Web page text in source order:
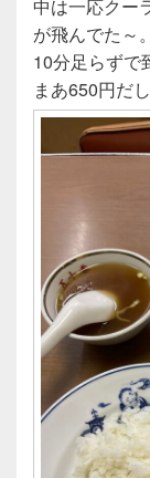
中は一応クー
が飛んでた～。
10分足らずで
まあ650円だ